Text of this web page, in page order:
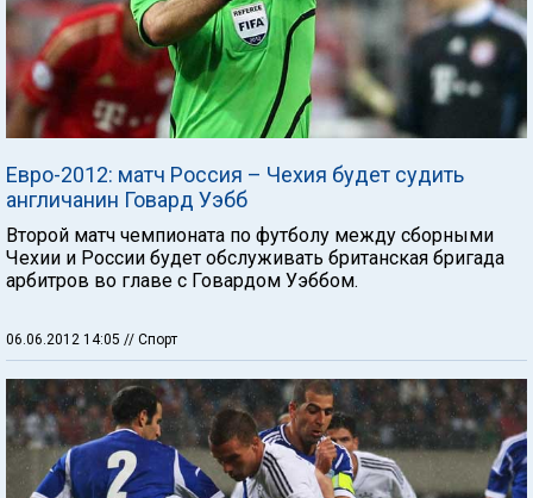
Евро-2012: матч Россия – Чехия будет судить
англичанин Говард Уэбб
Второй матч чемпионата по футболу между сборными
Чехии и России будет обслуживать британская бригада
арбитров во главе с Говардом Уэббом.
06.06.2012 14:05 // Спорт